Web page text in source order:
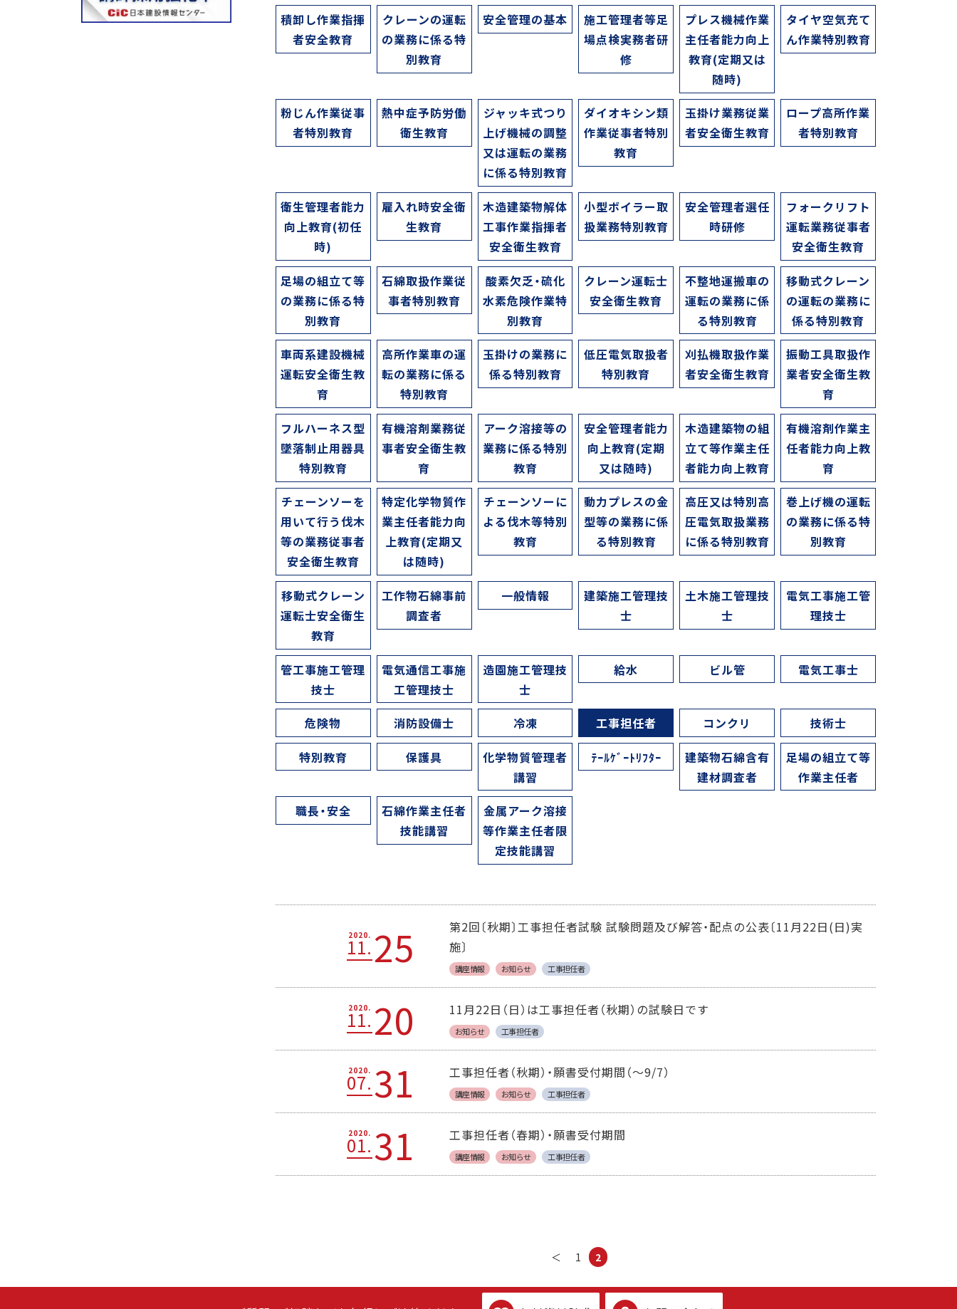
積卸し作業指揮
者安全教育
クレーンの運転
の業務に係る特
別教育
安全管理の基本
施工管理者等足
場点検実務者研
修
プレス機械作業
主任者能力向上
教育(定期又は
随時)
タイヤ空気充て
ん作業特別教育
粉じん作業従事
者特別教育
熱中症予防労働
衛生教育
ジャッキ式つり
上げ機械の調整
又は運転の業務
に係る特別教育
ダイオキシン類
作業従事者特別
教育
玉掛け業務従業
者安全衛生教育
ロープ高所作業
者特別教育
衛生管理者能力
向上教育(初任
時)
雇入れ時安全衛
生教育
木造建築物解体
工事作業指揮者
安全衛生教育
小型ボイラー取
扱業務特別教育
安全管理者選任
時研修
フォークリフト
運転業務従事者
安全衛生教育
足場の組立て等
の業務に係る特
別教育
石綿取扱作業従
事者特別教育
酸素欠乏・硫化
水素危険作業特
別教育
クレーン運転士
安全衛生教育
不整地運搬車の
運転の業務に係
る特別教育
移動式クレーン
の運転の業務に
係る特別教育
車両系建設機械
運転安全衛生教
育
高所作業車の運
転の業務に係る
特別教育
玉掛けの業務に
係る特別教育
低圧電気取扱者
特別教育
刈払機取扱作業
者安全衛生教育
振動工具取扱作
業者安全衛生教
育
フルハーネス型
墜落制止用器具
特別教育
有機溶剤業務従
事者安全衛生教
育
アーク溶接等の
業務に係る特別
教育
安全管理者能力
向上教育(定期
又は随時)
木造建築物の組
立て等作業主任
者能力向上教育
有機溶剤作業主
任者能力向上教
育
チェーンソーを
用いて行う伐木
等の業務従事者
安全衛生教育
特定化学物質作
業主任者能力向
上教育(定期又
は随時)
チェーンソーに
よる伐木等特別
教育
動力プレスの金
型等の業務に係
る特別教育
高圧又は特別高
圧電気取扱業務
に係る特別教育
巻上げ機の運転
の業務に係る特
別教育
移動式クレーン
運転士安全衛生
教育
工作物石綿事前
調査者
一般情報
建築施工管理技
士
土木施工管理技
士
電気工事施工管
理技士
管工事施工管理
技士
電気通信工事施
工管理技士
造園施工管理技
士
給水 ビル管 電気工事士
危険物 消防設備士 冷凍 工事担任者 コンクリ
技術士
特別教育
保護具
化学物質管理者
講習
ﾃｰﾙｹﾞｰﾄﾘﾌﾀｰ
建築物石綿含有
建材調査者
足場の組立て等
作業主任者
職長・安全
石綿作業主任者
技能講習
金属アーク溶接
等作業主任者限
定技能講習
2020.
11. 25
第2回〔秋期〕工事担任者試験 試験問題及び解答・配点の公表〔11月22日(日)実
施〕
講座情報 お知らせ 工事担任者
2020.
11. 20 11月22日（日）は工事担任者（秋期）の試験日です
お知らせ 工事担任者
2020.
07.31 工事担任者（秋期）・願書受付期間（～9/7）
講座情報 お知らせ 工事担任者
2020.
01.31 工事担任者（春期）・願書受付期間
講座情報 お知らせ 工事担任者
＜ 1 2